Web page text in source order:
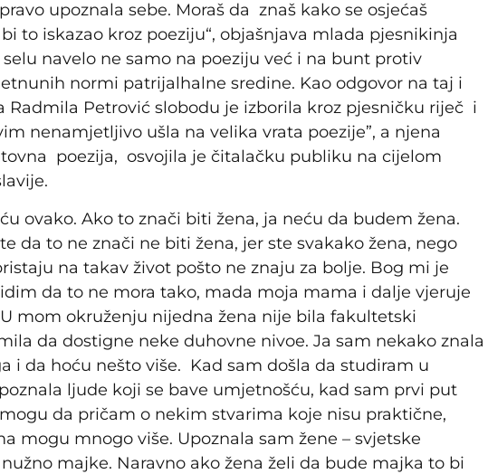
upoznala sebe. Moraš da znaš kako se osjećaš
to iskazao kroz poeziju“, objašnjava mlada pjesnikinja
navelo ne samo na poeziju već i na bunt protiv
normi patrijalhalne sredine. Kao odgovor na taj i
Radmila Petrović slobodu je izborila kroz pjesničku riječ i
nenamjetljivo ušla na velika vrata poezije”, a njena
poezija, osvojila je čitalačku publiku na cijelom
ovako. Ako to znači biti žena, ja neću da budem žena.
da to ne znači ne biti žena, jer ste svakako žena, nego
na takav život pošto ne znaju za bolje. Bog mi je
da to ne mora tako, mada moja mama i dalje vjeruje
mom okruženju nijedna žena nije bila fakultetski
da dostigne neke duhovne nivoe. Ja sam nekako znala
i da hoću nešto više. Kad sam došla da studiram u
ljude koji se bave umjetnošću, kad sam prvi put
da pričam o nekim stvarima koje nisu praktične,
mogu mnogo više. Upoznala sam žene – svjetske
majke. Naravno ako žena želi da bude majka to bi